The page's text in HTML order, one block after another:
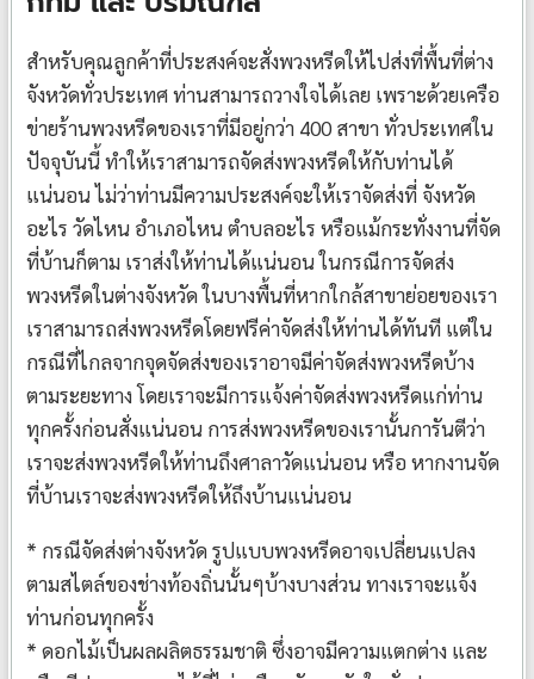
สำหรับคุณลูกค้าที่ประสงค์จะสั่งพวงหรีดให้ไปส่งที่พื้นที่ต่าง
จังหวัดทั่วประเทศ ท่านสามารถวางใจได้เลย เพราะด้วยเครือ
ข่ายร้านพวงหรีดของเราที่มีอยู่กว่า 400 สาขา ทั่วประเทศใน
ปัจจุบันนี้ ทำให้เราสามารถจัดส่งพวงหรีดให้กับท่านได้
แน่นอน ไม่ว่าท่านมีความประสงค์จะให้เราจัดส่งที่ จังหวัด
อะไร วัดไหน อำเภอไหน ตำบลอะไร หรือแม้กระทั่งงานที่จัด
ที่บ้านก็ตาม เราส่งให้ท่านได้แน่นอน ในกรณีการจัดส่ง
พวงหรีดในต่างจังหวัด ในบางพื้นที่หากใกล้สาขาย่อยของเรา
เราสามารถส่งพวงหรีดโดยฟรีค่าจัดส่งให้ท่านได้ทันที แต่ใน
กรณีที่ไกลจากจุดจัดส่งของเราอาจมีค่าจัดส่งพวงหรีดบ้าง
ตามระยะทาง โดยเราจะมีการแจ้งค่าจัดส่งพวงหรีดแก่ท่าน
ทุกครั้งก่อนสั่งแน่นอน การส่งพวงหรีดของเรานั้นการันตีว่า
เราจะส่งพวงหรีดให้ท่านถึงศาลาวัดแน่นอน หรือ หากงานจัด
ที่บ้านเราจะส่งพวงหรีดให้ถึงบ้านแน่นอน
* กรณีจัดส่งต่างจังหวัด รูปแบบพวงหรีดอาจเปลี่ยนแปลง
ตามสไตล์ของช่างท้องถิ่นนั้นๆบ้างบางส่วน ทางเราจะแจ้ง
ท่านก่อนทุกครั้ง
* ดอกไม้เป็นผลผลิตธรรมชาติ ซึ่งอาจมีความแตกต่าง และ